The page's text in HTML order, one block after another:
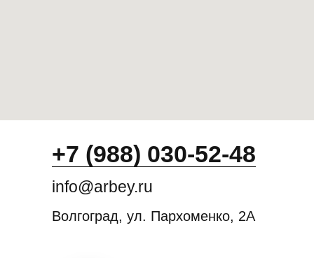
+7 (988) 030-52-48
info@arbey.ru
Волгоград, ул. Пархоменко, 2А